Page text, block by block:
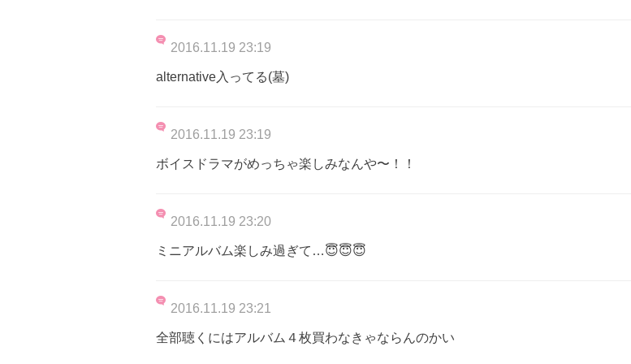
2016.11.19 23:19
alternative入ってる(墓)
2016.11.19 23:19
ボイスドラマがめっちゃ楽しみなんや〜！！
2016.11.19 23:20
ミニアルバム楽しみ過ぎて…😇😇😇
2016.11.19 23:21
全部聴くにはアルバム４枚買わなきゃならんのかい